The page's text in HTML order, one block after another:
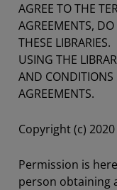
AGREE TO THE
AGREEMENTS,
THESE
USING THE
AND CONDITIONS
AGREEMENTS.
Copyright (c)
Permission is
person obtaining